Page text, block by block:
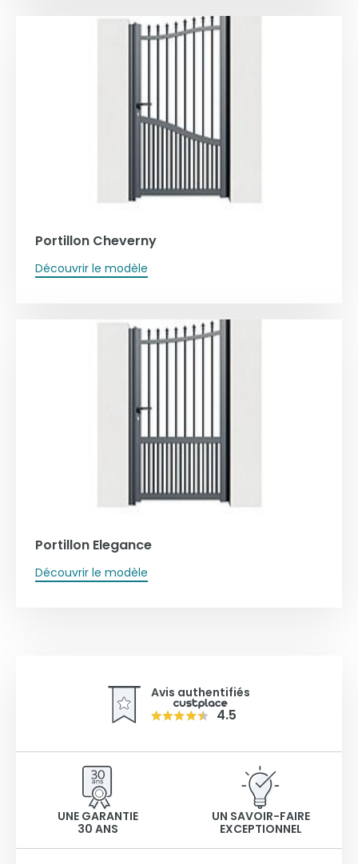
Portillon Cheverny
Découvrir le modèle
Portillon Elegance
Découvrir le modèle
Avis authentifiés
4.5
UNE GARANTIE
30 ANS
UN SAVOIR-FAIRE
EXCEPTIONNEL